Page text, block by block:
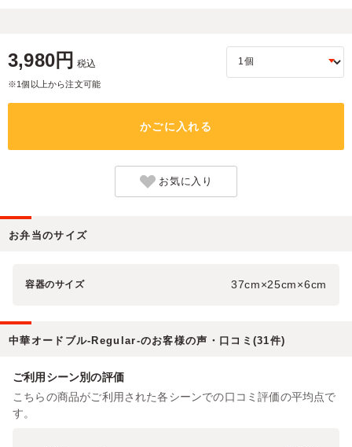
3,980円 税込
※1個以上から注文可能
かごに入れる
お気に入り
お弁当のサイズ
容器のサイズ 37cm×25cm×6cm
中華オードブル-Regular-のお客様の声・口コミ(31件)
ご利用シーン別の評価
こちらの商品がご利用された各シーンでの口コミ評価の平均点で
す。